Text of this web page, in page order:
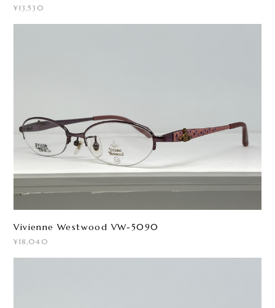
¥13,530
Vivienne Westwood VW-5090
¥18,040